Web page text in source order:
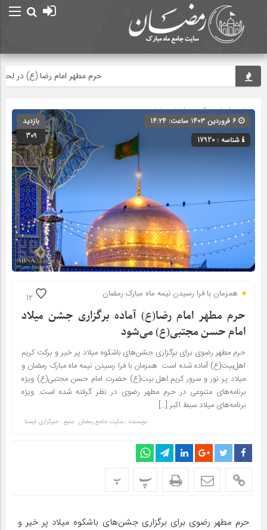
حرم مطهر امام رضا (ع) در لحظه
صفحه اصلی» گروه »اخبار رمضان
شناسه : 17920
بازدید
309
12 همزمان با فرا رسیدن نیمه ماه مبارک رمضان
حرم مطهر امام رضا(ع) آماده برگزاری جشن میلاد
امام حسن مجتبی(ع) می‌شود
حرم مطهر رضوی برای برگزاری جشن‌های باشکوه میلاد پر خیر و برکت کریم
اهل‌بیت(ع) آماده شده است. همزمان با فرا رسیدن نیمه ماه مبارک رمضان و
میلاد پر نور و سرور کریم اهل بیت(ع) حضرت امام حسن مجتبی(ع) ویژه
برنامه‌های متنوعی در حرم مطهر رضوی در نظر گرفته شده است. ویژه
برنامه‎‌های میلاد سبط اکبر […]
نویسنده : سایت جامع رمضان منبع : خبرگزاری ایسنا
پ پ
حرم مطهر رضوی برای برگزاری جشن‌های باشکوه میلاد پر خیر و